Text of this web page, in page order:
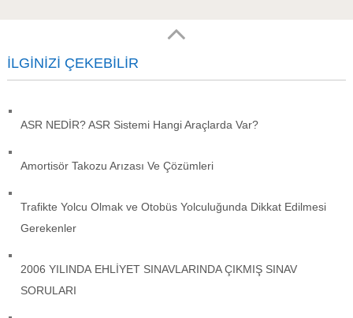
İLGINIZI ÇEKEBILIR
ASR NEDİR? ASR Sistemi Hangi Araçlarda Var?
Amortisör Takozu Arızası Ve Çözümleri
Trafikte Yolcu Olmak ve Otobüs Yolculuğunda Dikkat Edilmesi
Gerekenler
2006 YILINDA EHLİYET SINAVLARINDA ÇIKMIŞ SINAV
SORULARI